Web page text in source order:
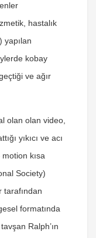
hastalık
yapılan
kobay
ve ağır
olan olan video,
yıkıcı ve acı
kısa
Society)
tarafından
formatında
Ralph’ın